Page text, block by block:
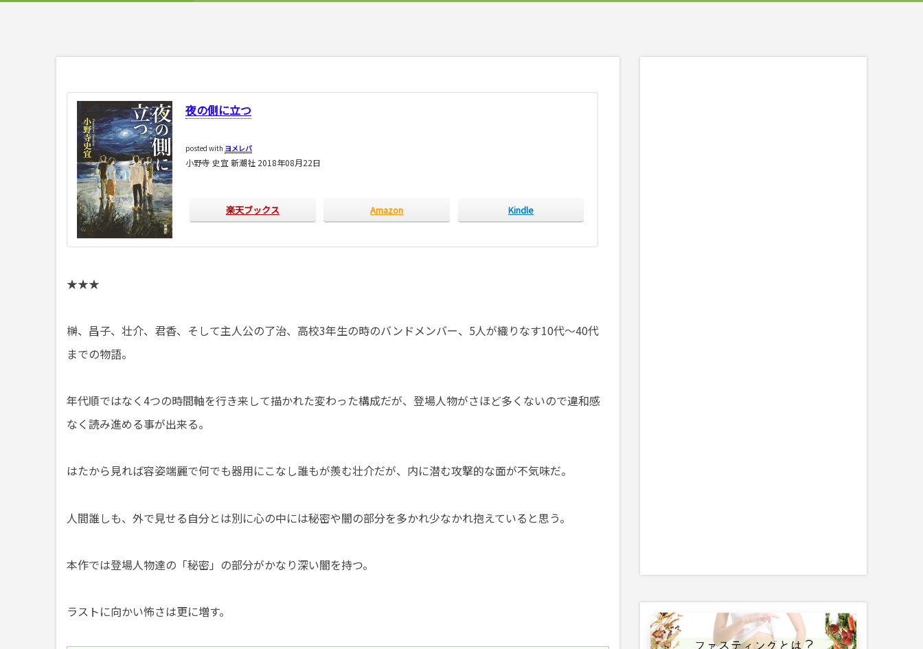
夜の側に立つ
posted with ヨメレバ
小野寺 史宜 新潮社 2018年08月22日
楽天ブックス Amazon Kindle
★★★
榊、昌子、壮介、君香、そして主人公の了治、高校3年生の時のバンドメンバー、5人が織りなす10代～40代
までの物語。
年代順ではなく4つの時間軸を行き来して描かれた変わった構成だが、登場人物がさほど多くないので違和感
なく読み進める事が出来る。
はたから見れば容姿端麗で何でも器用にこなし誰もが羨む壮介だが、内に潜む攻撃的な面が不気味だ。
人間誰しも、外で見せる自分とは別に心の中には秘密や闇の部分を多かれ少なかれ抱えていると思う。
本作では登場人物達の「秘密」の部分がかなり深い闇を持つ。
ラストに向かい怖さは更に増す。